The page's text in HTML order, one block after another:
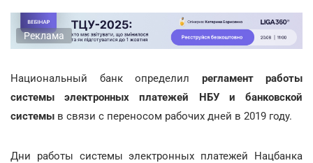
Реклама
Национальный банк определил регламент работы
системы электронных платежей НБУ и банковской
системы в связи с переносом рабочих дней в 2019 году.
Дни работы системы электронных платежей Нацбанка